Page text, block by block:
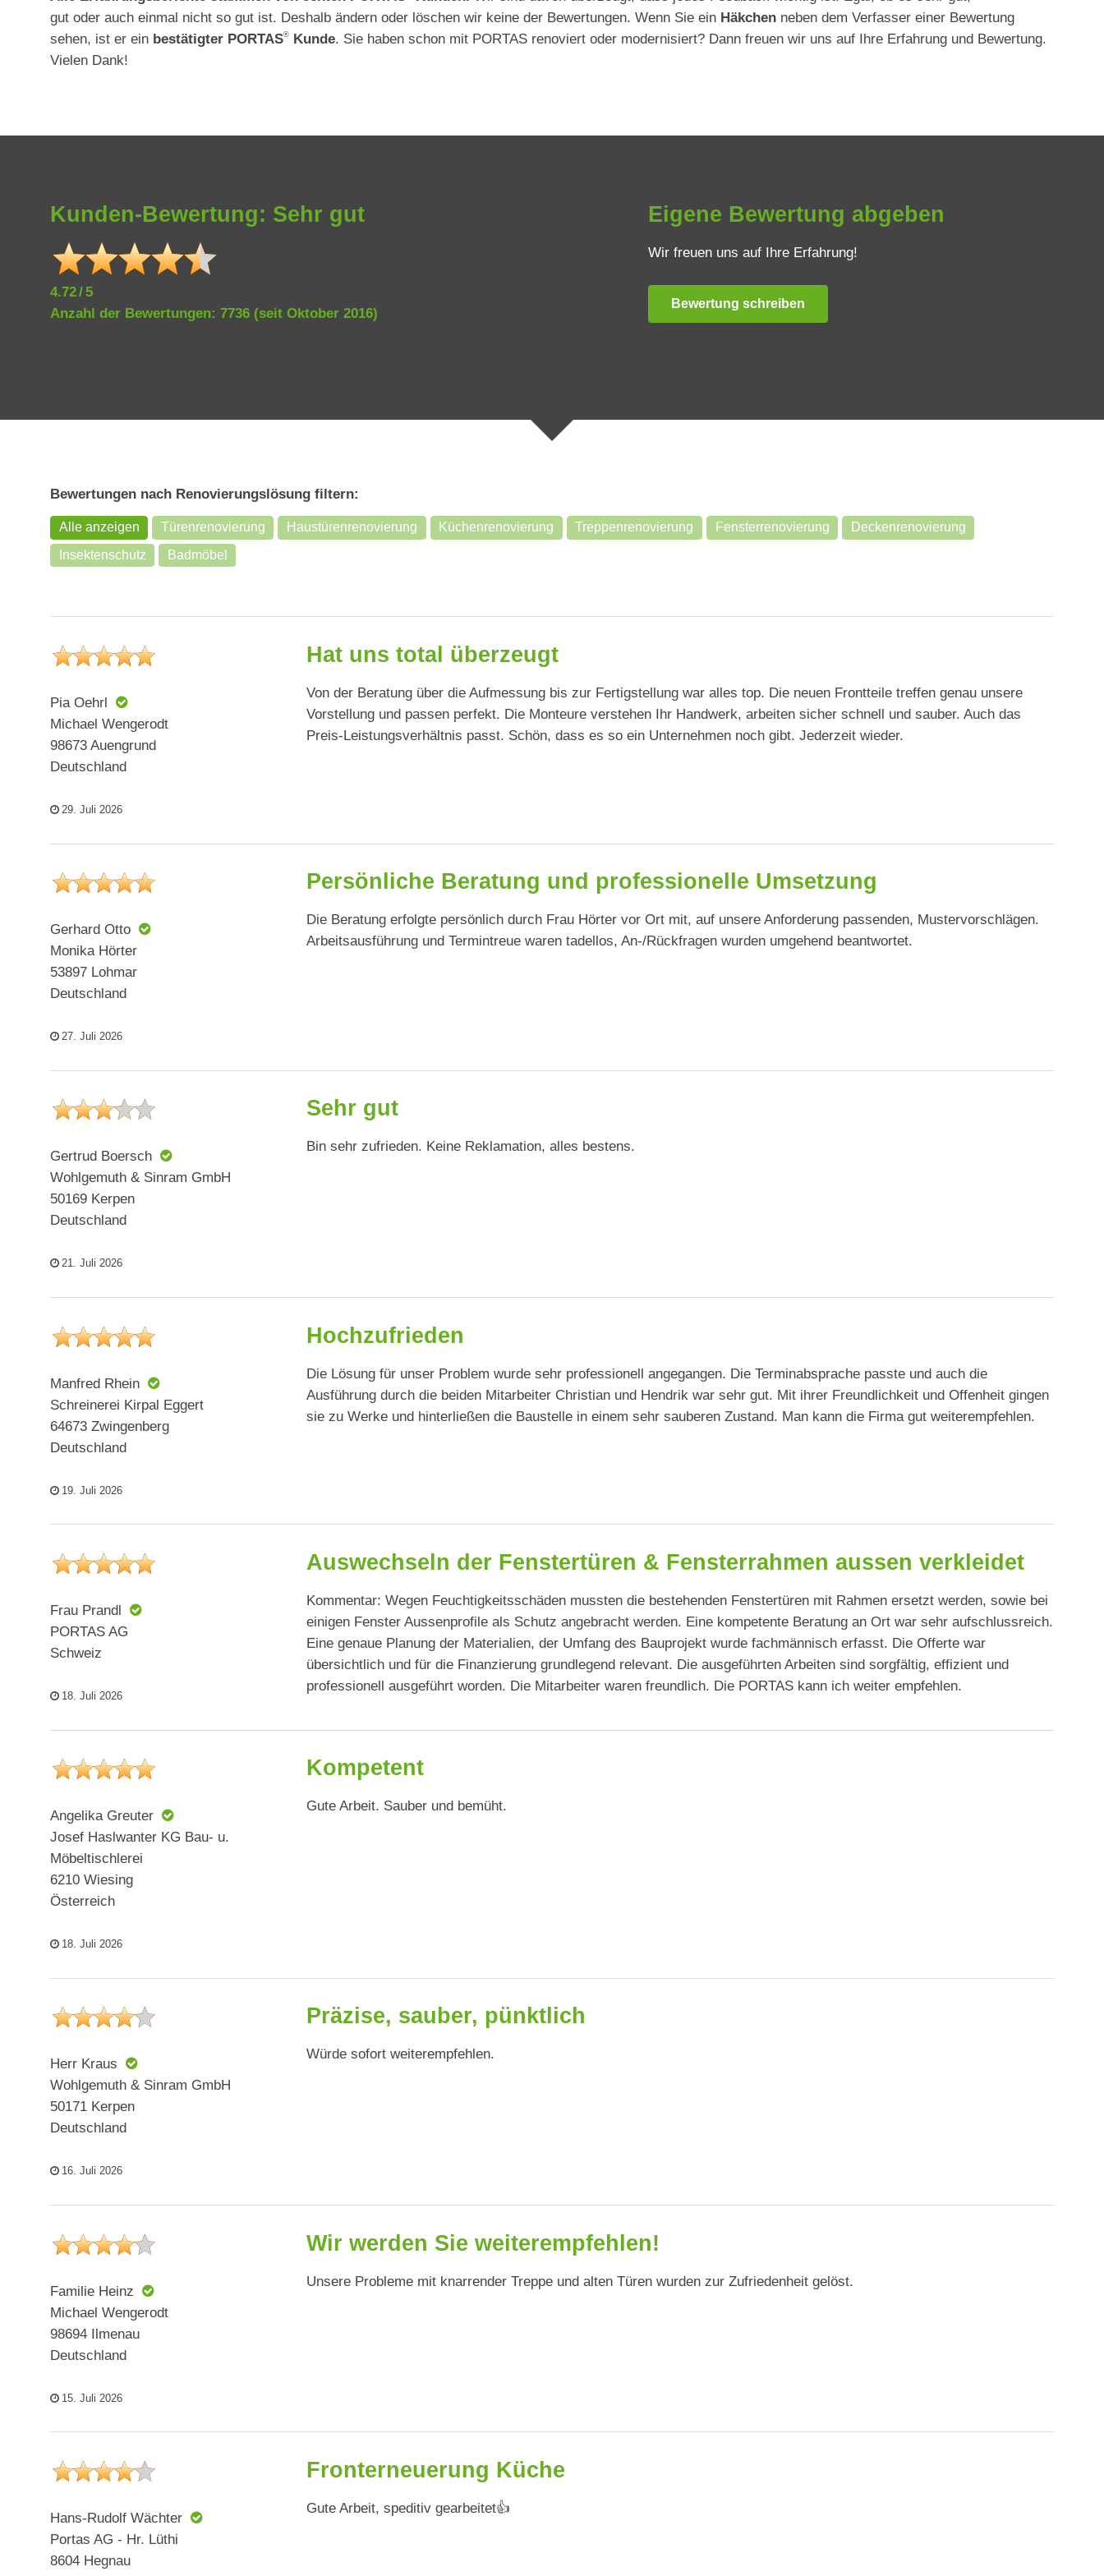
Haustürenrenovierung Treppenrenovierung Deckenrenovierung
gut oder auch einmal nicht so gut ist. Deshalb ändern oder löschen wir keine der Bewertungen. Wenn Sie ein Häkchen neben dem Verfasser einer Bewertung
sehen, ist er ein bestätigter PORTAS® Kunde. Sie haben schon mit PORTAS renoviert oder modernisiert? Dann freuen wir uns auf Ihre Erfahrung und Bewertung.
Vielen Dank!
Kunden-Bewertung: Sehr gut
4.72 / 5
Anzahl der Bewertungen: 7736 (seit Oktober 2016)
Eigene Bewertung abgeben
Wir freuen uns auf Ihre Erfahrung!
Bewertung schreiben
Bewertungen nach Renovierungslösung filtern:
Alle anzeigen Türenrenovierung Haustürenrenovierung Küchenrenovierung Treppenrenovierung Fensterrenovierung
Deckenrenovierung
Insektenschutz
Badmöbel
Pia Oehrl
Michael Wengerodt
98673 Auengrund
Deutschland
29. Juli 2026
Hat uns total überzeugt
Von der Beratung über die Aufmessung bis zur Fertigstellung war alles top. Die neuen Frontteile treffen genau unsere
Vorstellung und passen perfekt. Die Monteure verstehen Ihr Handwerk, arbeiten sicher schnell und sauber. Auch das
Preis-Leistungsverhältnis passt. Schön, dass es so ein Unternehmen noch gibt. Jederzeit wieder.
Gerhard Otto
Monika Hörter
53897 Lohmar
Deutschland
27. Juli 2026
Persönliche Beratung und professionelle Umsetzung
Die Beratung erfolgte persönlich durch Frau Hörter vor Ort mit, auf unsere Anforderung passenden, Mustervorschlägen.
Arbeitsausführung und Termintreue waren tadellos, An-/Rückfragen wurden umgehend beantwortet.
Gertrud Boersch
Wohlgemuth & Sinram GmbH
50169 Kerpen
Deutschland
21. Juli 2026
Sehr gut
Bin sehr zufrieden. Keine Reklamation, alles bestens.
Manfred Rhein
Schreinerei Kirpal Eggert
64673 Zwingenberg
Deutschland
19. Juli 2026
Hochzufrieden
Die Lösung für unser Problem wurde sehr professionell angegangen. Die Terminabsprache passte und auch die
Ausführung durch die beiden Mitarbeiter Christian und Hendrik war sehr gut. Mit ihrer Freundlichkeit und Offenheit gingen
sie zu Werke und hinterließen die Baustelle in einem sehr sauberen Zustand. Man kann die Firma gut weiterempfehlen.
Frau Prandl
PORTAS AG
Schweiz
18. Juli 2026
Auswechseln der Fenstertüren & Fensterrahmen aussen verkleidet
Kommentar: Wegen Feuchtigkeitsschäden mussten die bestehenden Fenstertüren mit Rahmen ersetzt werden, sowie bei
einigen Fenster Aussenprofile als Schutz angebracht werden. Eine kompetente Beratung an Ort war sehr aufschlussreich.
Eine genaue Planung der Materialien, der Umfang des Bauprojekt wurde fachmännisch erfasst. Die Offerte war
übersichtlich und für die Finanzierung grundlegend relevant. Die ausgeführten Arbeiten sind sorgfältig, effizient und
professionell ausgeführt worden. Die Mitarbeiter waren freundlich. Die PORTAS kann ich weiter empfehlen.
Angelika Greuter
Josef Haslwanter KG Bau- u.
Möbeltischlerei
6210 Wiesing
Österreich
18. Juli 2026
Kompetent
Gute Arbeit. Sauber und bemüht.
Herr Kraus
Wohlgemuth & Sinram GmbH
50171 Kerpen
Deutschland
16. Juli 2026
Präzise, sauber, pünktlich
Würde sofort weiterempfehlen.
Familie Heinz
Michael Wengerodt
98694 Ilmenau
Deutschland
15. Juli 2026
Wir werden Sie weiterempfehlen!
Unsere Probleme mit knarrender Treppe und alten Türen wurden zur Zufriedenheit gelöst.
Hans-Rudolf Wächter
Portas AG - Hr. Lüthi
8604 Hegnau
Fronterneuerung Küche
Gute Arbeit, speditiv gearbeitet👍